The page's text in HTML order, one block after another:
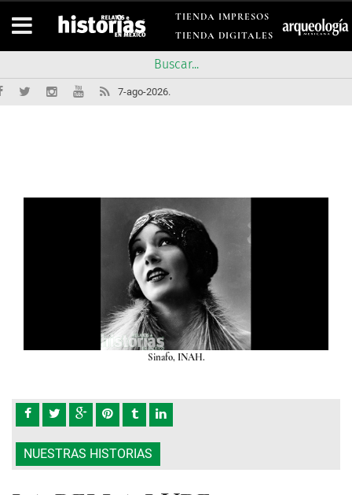
TIENDA IMPRESOS
TIENDA DIGITALES
7-ago-2026.
Sinafo, INAH.
NUESTRAS HISTORIAS